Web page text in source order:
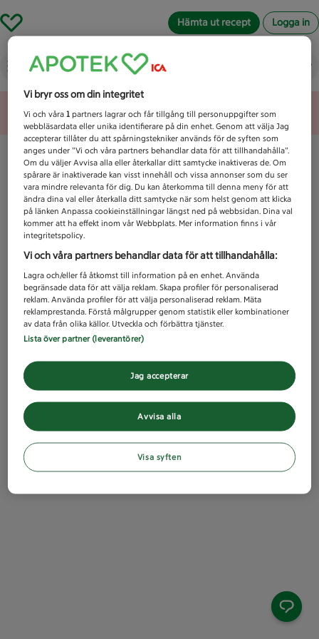
Hämta ut recept Logga in
Vad letar du efter idag?
Unknown error
Vi bryr oss om din integritet
Vi och våra1 partners lagrar och får tillgång till personuppgifter som
webbläsardata eller unika identifierare på din enhet. Genom att välja Jag
accepterar tillåter du att spårningstekniker används för de syften som
anges under ”Vi och våra partners behandlar data för att tillhandahålla”.
Om du väljer Avvisa alla eller återkallar ditt samtycke inaktiveras de. Om
spårare är inaktiverade kan visst innehåll och vissa annonser som du ser
vara mindre relevanta för dig. Du kan återkomma till denna meny för att
ändra dina val eller återkalla ditt samtycke när som helst genom att klicka
på länken Anpassa cookieinställningar längst ned på webbsidan. Dina val
kommer att ha effekt inom vår Webbplats. Mer information finns i vår
integritetspolicy.
Vi och våra partners behandlar data för att tillhandahålla:
Lagra och/eller få åtkomst till information på en enhet. Använda
begränsade data för att välja reklam. Skapa profiler för personaliserad
reklam. Använda profiler för att välja personaliserad reklam. Mäta
reklamprestanda. Förstå målgrupper genom statistik eller kombinationer
av data från olika källor. Utveckla och förbättra tjänster.
Lista över partner (leverantörer)
Avvisa alla
Jag accepterar
Visa syften